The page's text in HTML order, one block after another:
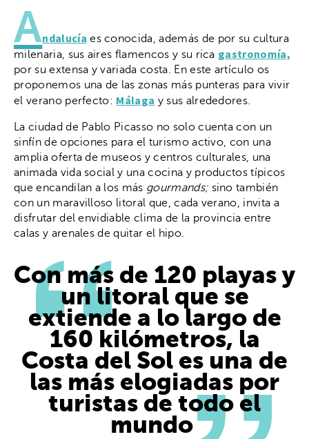
Andalucía es conocida, además de por su cultura
milenaria, sus aires flamencos y su rica gastronomía,
por su extensa y variada costa. En este artículo os
proponemos una de las zonas más punteras para vivir
el verano perfecto: Málaga y sus alrededores.
La ciudad de Pablo Picasso no solo cuenta con un
sinfín de opciones para el turismo activo, con una
amplia oferta de museos y centros culturales, una
animada vida social y una cocina y productos típicos
que encandilan a los más gourmands; sino también
con un maravilloso litoral que, cada verano, invita a
disfrutar del envidiable clima de la provincia entre
calas y arenales de quitar el hipo.
Con más de 120 playas y
un litoral que se
extiende a lo largo de
160 kilómetros, la
Costa del Sol es una de
las más elogiadas por
turistas de todo el
mundo